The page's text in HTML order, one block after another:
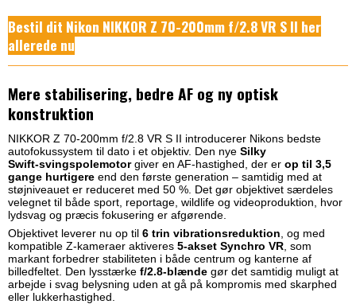
Bestil dit Nikon NIKKOR Z 70-200mm f/2.8 VR S II her
allerede nu
Mere stabilisering, bedre AF og ny optisk
konstruktion
NIKKOR Z 70-200mm f/2.8 VR S II introducerer Nikons bedste
autofokussystem til dato i et objektiv. Den nye Silky
Swift‑svingspolemotorgiver en AF-hastighed, der er op til 3,5
gange hurtigere end den første generation – samtidig med at
støjniveauet er reduceret med 50 %. Det gør objektivet særdeles
velegnet til både sport, reportage, wildlife og videoproduktion, hvor
lydsvag og præcis fokusering er afgørende.
Objektivet leverer nu op til 6 trin vibrationsreduktion , og med
kompatible Z‑kameraer aktiveres 5‑akset Synchro VR , som
markant forbedrer stabiliteten i både centrum og kanterne af
billedfeltet. Den lysstærke f/2.8-blænde gør det samtidig muligt at
arbejde i svag belysning uden at gå på kompromis med skarphed
eller lukkerhastighed.